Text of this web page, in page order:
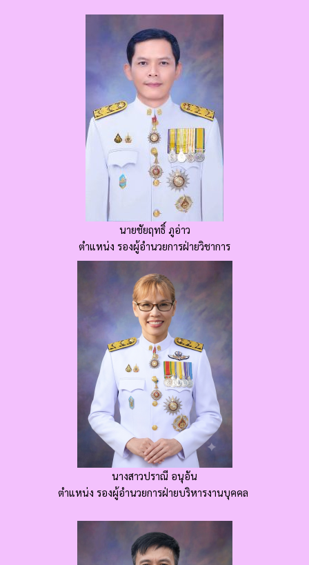
นายชัยฤทธิ์ ภูอ่าว
ตำแหน่ง รองผู้อำนวยการฝ่ายวิชาการ
นางสาวปราณี อนุอัน
ตำแหน่ง รองผู้อำนวยการฝ่ายบริหารงานบุคคล